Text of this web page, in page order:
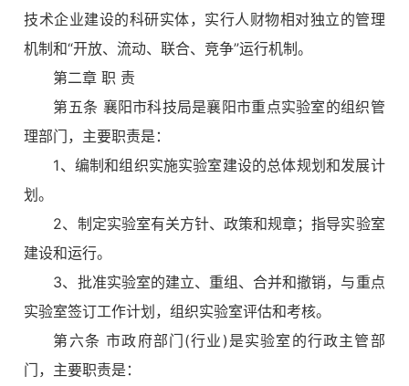
技术企业建设的科研实体，实行人财物相对独立的管理
机制和“开放、流动、联合、竞争”运行机制。
第二章 职 责
第五条 襄阳市科技局是襄阳市重点实验室的组织管
理部门，主要职责是：
1、编制和组织实施实验室建设的总体规划和发展计
划。
2、制定实验室有关方针、政策和规章；指导实验室
建设和运行。
3、批准实验室的建立、重组、合并和撤销，与重点
实验室签订工作计划，组织实验室评估和考核。
第六条 市政府部门(行业)是实验室的行政主管部
门，主要职责是：